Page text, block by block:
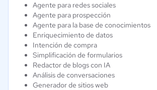
Agente para redes sociales
Agente para prospección
Agente para la base de conocimientos
Enriquecimiento de datos
Intención de compra
Simplificación de formularios
Redactor de blogs con IA
Análisis de conversaciones
Generador de sitios web